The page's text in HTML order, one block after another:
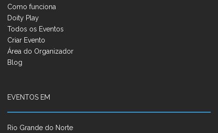
Como funciona
Doity Play
Todos os Eventos
Criar Evento
Área do Organizador
Blog
EVENTOS EM
Rio Grande do Norte